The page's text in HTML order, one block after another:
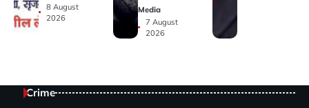
8 August
2026
Media
7 August
2026
Crime